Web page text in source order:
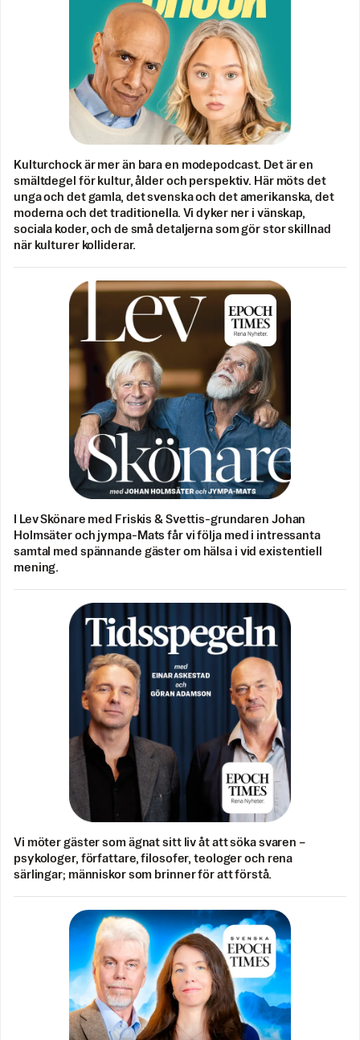
Kulturchock är mer än bara en modepodcast. Det är en
smältdegel för kultur, ålder och perspektiv. Här möts det
unga och det gamla, det svenska och det amerikanska, det
moderna och det traditionella. Vi dyker ner i vänskap,
sociala koder, och de små detaljerna som gör stor skillnad
när kulturer kolliderar.
I Lev Skönare med Friskis & Svettis-grundaren Johan
Holmsäter och jympa-Mats får vi följa med i intressanta
samtal med spännande gäster om hälsa i vid existentiell
mening.
Vi möter gäster som ägnat sitt liv åt att söka svaren –
psykologer, författare, filosofer, teologer och rena
särlingar; människor som brinner för att förstå.